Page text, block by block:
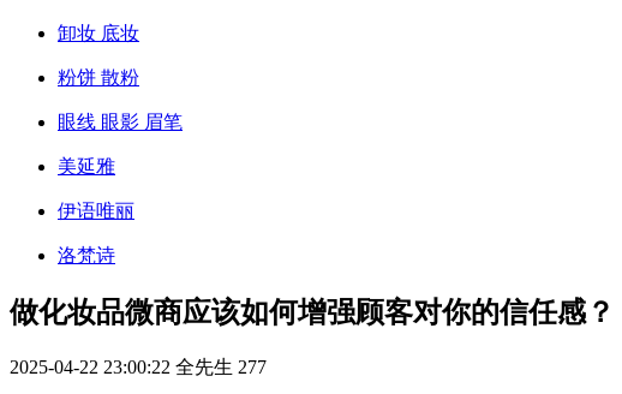
卸妆 底妆
粉饼 散粉
眼线 眼影 眉笔
美延雅
伊语唯丽
洛梵诗
做化妆品微商应该如何增强顾客对你的信任感？
2025-04-22 23:00:22 全先生 277